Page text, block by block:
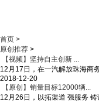
首页 >
原创推荐 >
【视频】坚持自主创新 ...
12月17日，在一汽解放珠海商
2018-12-20
【原创】销量目标12000辆...
12月26日，以拓渠道 强服务